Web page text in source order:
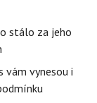
stálo za jeho
vám vynesou i